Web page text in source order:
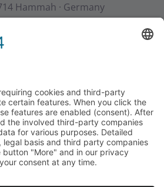
Hammah · Germany
CGV
0
100
7:30 - 16:30